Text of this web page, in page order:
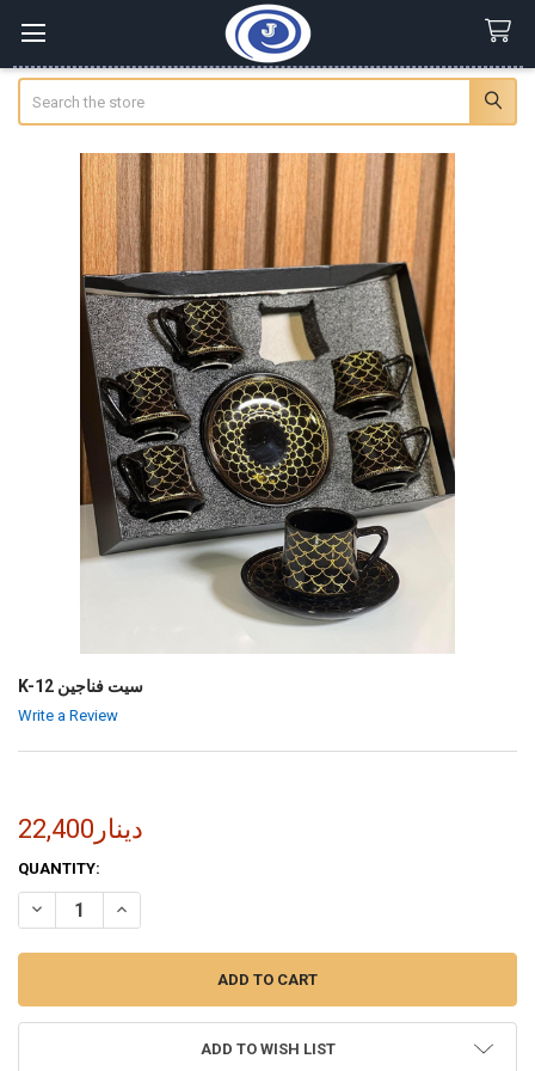
K-12 سيت فناجين
Write a Review
22,400دينار
CURRENT
STOCK:
QUANTITY:
ADD TO WISH LIST